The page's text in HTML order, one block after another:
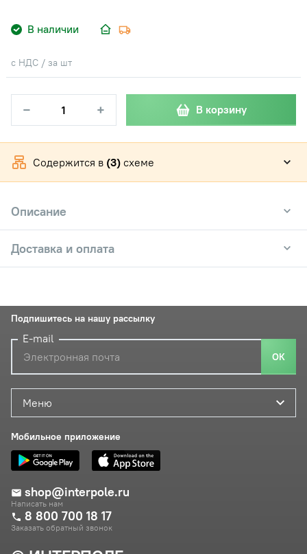
В наличии
с НДС / за шт
− + В корзину
Содержится в (3) схеме
Описание
Доставка и оплата
Меню
Мобильное приложение
shop@interpole.ru
Написать нам
8 800 700 18 17
Заказать обратный звонок
Подпишитесь на нашу рассылку
E-mail
ОК